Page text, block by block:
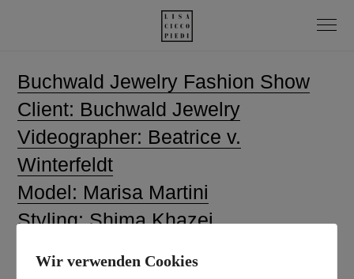
Buchwald Jewelry Fashion Show
Client: Buchwald Jewelry
Videographer: Beatrice v.
Winterfeldt
Model: Marisa Martini
Styling: Shima Khazei
Wir verwenden Cookies